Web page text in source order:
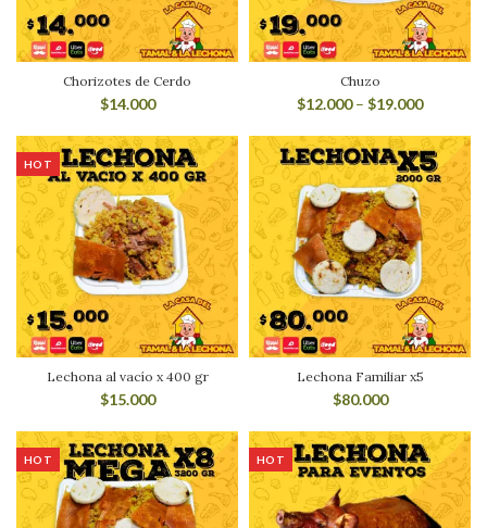
Chorizotes de Cerdo
$14.000
Chuzo
$12.000– $19.000
HOT
Lechona al vacío x 400 gr
$15.000
Lechona Familiar x5
$80.000
HOT HOT